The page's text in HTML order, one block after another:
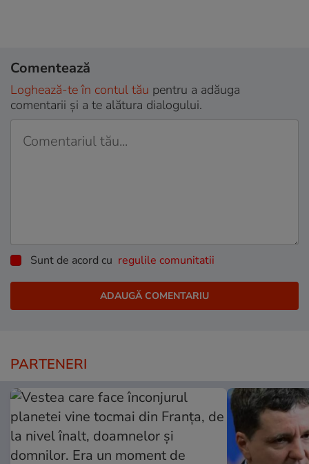
Comentează
Loghează-te în contul tău pentru a adăuga
comentarii și a te alătura dialogului.
Sunt de acord cu regulile comunitatii
PARTENERI